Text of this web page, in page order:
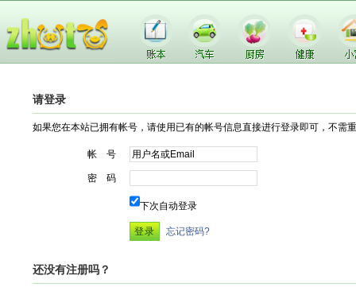
请登录
如果您在本站已拥有帐号，请使用已有的帐号信息直接进行登录即可，不需
帐 号
密 码
下次自动登录
忘记密码?
还没有注册吗？